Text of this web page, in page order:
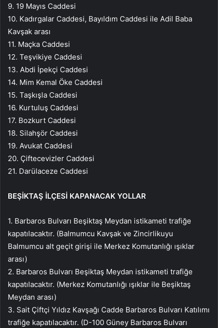
9. 19 Mayıs Caddesi
10. Kadırgalar Caddesi, Bayıldım Caddesi ile Adil Baba
Kavşak arası
11. Maçka Caddesi
12. Teşvikiye Caddesi
13. Abdi İpekçi Caddesi
14. Mim Kemal Öke Caddesi
15. Taşkışla Caddesi
16. Kurtuluş Caddesi
17. Bozkurt Caddesi
18. Silahşör Caddesi
19. Avukat Caddesi
20. Çiftecevizler Caddesi
21. Darülaceze Caddesi
BEŞİKTAŞ İLÇESİ KAPANACAK YOLLAR
1. Barbaros Bulvarı Beşiktaş Meydan istikameti trafiğe
kapatılacaktır. (Balmumcu Kavşak ve Zincirlikuyu
Balmumcu alt geçit girişi ile Merkez Komutanlığı ışıklar
arası)
2. Barbaros Bulvarı Beşiktaş Meydan istikameti trafiğe
kapatılacaktır. (Merkez Komutanlığı ışıklar ile Beşiktaş
Meydan arası)
3. Sait Çiftçi Yıldız Kavşağı Cadde Barbaros Bulvarı Katılımı
trafiğe kapatılacaktır. (D-100 Güney Barbaros Bulvarı